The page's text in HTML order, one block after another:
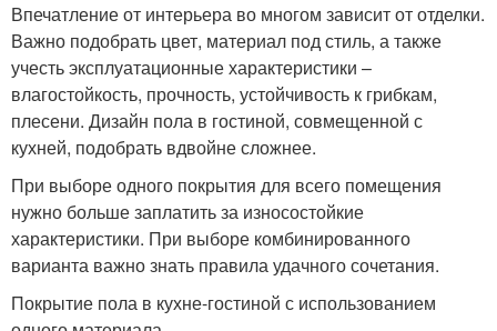
Впечатление от интерьера во многом зависит от отделки.
Важно подобрать цвет, материал под стиль, а также
учесть эксплуатационные характеристики –
влагостойкость, прочность, устойчивость к грибкам,
плесени. Дизайн пола в гостиной, совмещенной с
кухней, подобрать вдвойне сложнее.
При выборе одного покрытия для всего помещения
нужно больше заплатить за износостойкие
характеристики. При выборе комбинированного
варианта важно знать правила удачного сочетания.
Покрытие пола в кухне-гостиной с использованием